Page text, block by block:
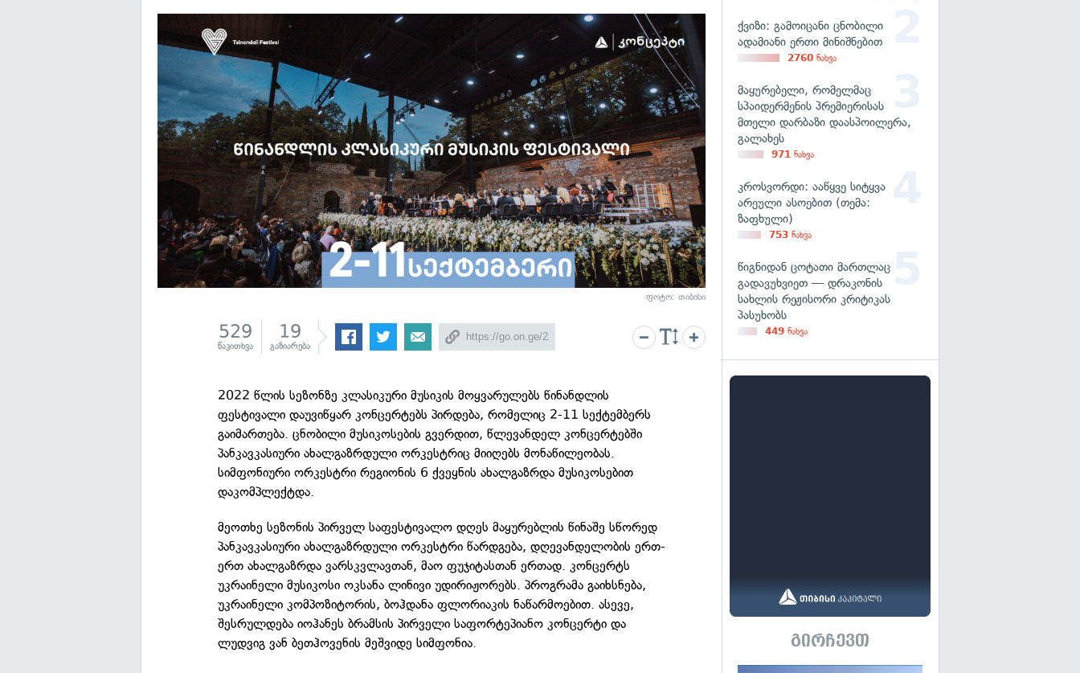
ფოტო: თიბისი
529
წაკითხვა
19
გაზიარება
2022 წლის სეზონზე კლასიკური მუსიკის მოყვარულებს წინანდლის
ფესტივალი დაუვიწყარ კონცერტებს პირდება, რომელიც 2-11 სექტემბერს
გაიმართება. ცნობილი მუსიკოსების გვერდით, წლევანდელ კონცერტებში
პანკავკასიური ახალგაზრდული ორკესტრიც მიიღებს მონაწილეობას.
სიმფონიური ორკესტრი რეგიონის 6 ქვეყნის ახალგაზრდა მუსიკოსებით
დაკომპლექტდა.
მეოთხე სეზონის პირველ საფესტივალო დღეს მაყურებლის წინაშე სწორედ
პანკავკასიური ახალგაზრდული ორკესტრი წარდგება, დღევანდელობის ერთ-
ერთ ახალგაზრდა ვარსკვლავთან, მაო ფუჯიტასთან ერთად. კონცერტს
უკრაინელი მუსიკოსი ოკსანა ლინივი უდირიჟორებს. პროგრამა გაიხსნება,
უკრაინელი კომპოზიტორის, ბოჰდანა ფლორიაკის ნაწარმოებით. ასევე,
შესრულდება იოჰანეს ბრამსის პირველი საფორტეპიანო კონცერტი და
ლუდვიგ ვან ბეთჰოვენის მეშვიდე სიმფონია.
ქვიზი: გამოიცანი ცნობილი
ადამიანი ერთი მინიშნებით
2760 ნახვა
მაყურებელი, რომელმაც
სპაიდერმენის პრემიერისას
მთელი დარბაზი დაასპოილერა,
გალახეს
971 ნახვა
კროსვორდი: ააწყვე სიტყვა
არეული ასოებით (თემა:
ზაფხული)
753 ნახვა
წიგნიდან ცოტათი მართლაც
გადავუხვიეთ — დრაკონის
სახლის რეჟისორი კრიტიკას
პასუხობს
449 ნახვა
გირჩევთ